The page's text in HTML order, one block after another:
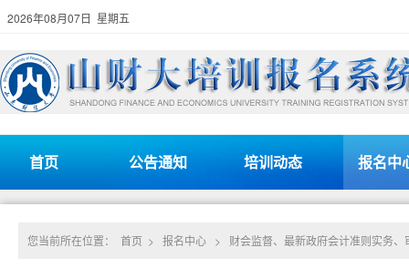
2026年08月07日 星期五
首页 公告通知 培训动态 报名中
您当前所在位置： 首页 > 报名中心 > 财会监督、最新政府会计准则实务